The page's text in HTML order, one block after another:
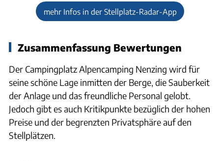
mehr Infos in der Stellplatz-Radar-App
Zusammenfassung Bewertungen
Der Campingplatz Alpencamping Nenzing wird für
seine schöne Lage inmitten der Berge, die Sauberkeit
der Anlage und das freundliche Personal gelobt.
Jedoch gibt es auch Kritikpunkte bezüglich der hohen
Preise und der begrenzten Privatsphäre auf den
Stellplätzen.